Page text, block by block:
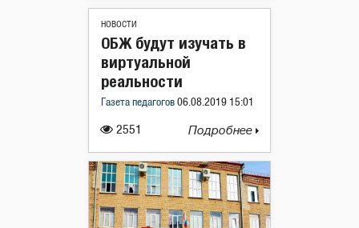
НОВОСТИ
2551
ОБЖ будут изучать в
виртуальной
реальности
Газета педагогов 06.08.2019 15:01
Подробнее